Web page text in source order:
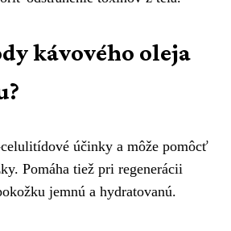
kávového oleja
účinky a môže pomôcť
Pomáha tiež pri regenerácii
jemnú a hydratovanú.